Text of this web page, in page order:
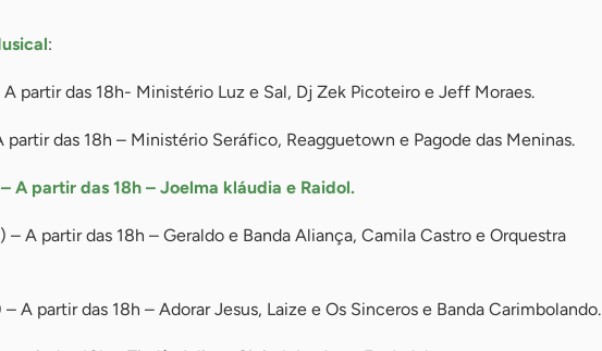
:
partir das 18h- Ministério Luz e Sal, Dj Zek Picoteiro e Jeff Moraes.
das 18h – Ministério Seráfico, Reagguetown e Pagode das Meninas.
A partir das 18h – Joelma kláudia e Raidol.
A partir das 18h – Geraldo e Banda Aliança, Camila Castro e Orquestra
A partir das 18h – Adorar Jesus, Laize e Os Sinceros e Banda Carimbolando.